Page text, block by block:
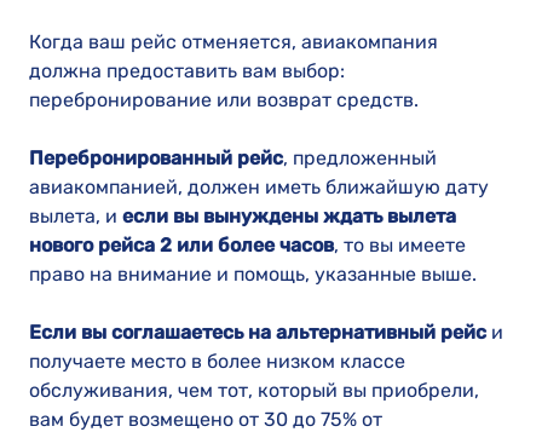
Когда ваш рейс отменяется, авиакомпания
должна предоставить вам выбор:
перебронирование или возврат средств.
Перебронированный рейс, предложенный
авиакомпанией, должен иметь ближайшую дату
вылета, и если вы вынуждены ждать вылета
нового рейса 2 или более часов, то вы имеете
право на внимание и помощь, указанные выше.
Если вы соглашаетесь на альтернативный рейс и
получаете место в более низком классе
обслуживания, чем тот, который вы приобрели,
вам будет возмещено от 30 до 75% от